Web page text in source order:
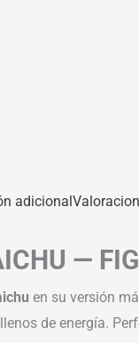
adicional
—
en su versión
de energía.